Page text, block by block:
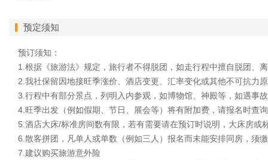
预定须知
预订须知：
1.根据《旅游法》规定，旅行者不得脱团，如走行程中擅自脱团、
2.我社保留因地接旺季涨价、酒店变更、汇率变化或其他不可抗力
3.行程中有部分景点，列明入内参观，如博物馆、神殿等，如遇事
4.旺季出发（例如假期、节日、展会等）将有附加费，请报名时查询
5.酒店大床/标准房间数有限，若有需要请在预订时说明，大床房
6.散客拼团，凡单人或单数（例如三人）报名而未能安排同房，须
7.建议购买旅游意外险